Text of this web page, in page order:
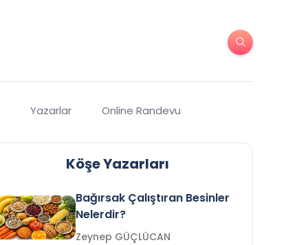
Yazarlar Online Randevu
Köşe Yazarları
Bağırsak Çalıştıran Besinler
Nelerdir?
Zeynep GÜÇLÜCAN